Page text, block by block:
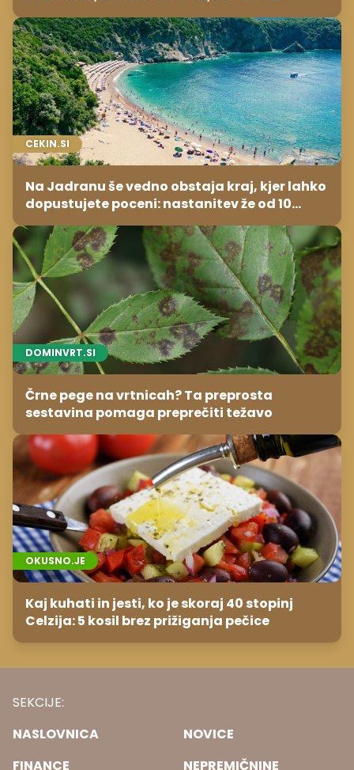
Na Jadranu še vedno obstaja kraj, kjer lahko
dopustujete poceni: nastanitev že od 10
evrov, kosilo za pet evrov
DOMINVRT.SI
Črne pege na vrtnicah? Ta preprosta
sestavina pomaga preprečiti težavo
OKUSNO.JE
Kaj kuhati in jesti, ko je skoraj 40 stopinj
Celzija: 5 kosil brez prižiganja pečice
SEKCIJE:
NASLOVNICA
NOVICE
FINANCE
NEPREMIČNINE
IZOBRAŽEVANJE
ZAPOSLITEV
UPOKOJITEV
PODJETNIŠTVO
KRIPTOVALUTE